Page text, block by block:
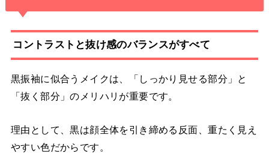
コントラストと抜け感のバランスがすべて
黒振袖に似合うメイクは、「しっかり見せる部分」と
「抜く部分」のメリハリが重要です。
理由として、黒は顔全体を引き締める反面、重たく見え
やすい色だからです。